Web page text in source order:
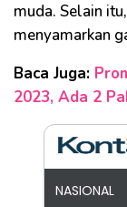
muda. Selain
menyamarkan
Baca Juga:
2023, Ada 2
NASIONAL